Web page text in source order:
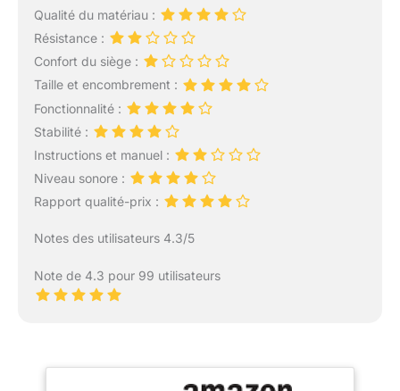
Qualité du matériau :
Résistance :
Confort du siège :
Taille et encombrement :
Fonctionnalité :
Stabilité :
Instructions et manuel :
Niveau sonore :
Rapport qualité-prix :
Notes des utilisateurs 4.3/5
Note de 4.3 pour 99 utilisateurs